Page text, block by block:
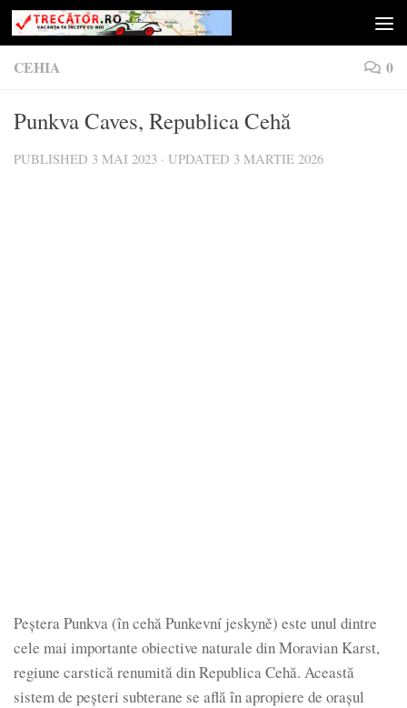
Skip to content
CEHIA 0
Punkva Caves, Republica Cehă
PUBLISHED 3 MAI 2023 · UPDATED 3 MARTIE 2026
Peştera Punkva (în cehă Punkevní jeskyně) este unul dintre
cele mai importante obiective naturale din Moravian Karst,
regiune carstică renumită din Republica Cehă. Această
sistem de peşteri subterane se află în apropiere de oraşul